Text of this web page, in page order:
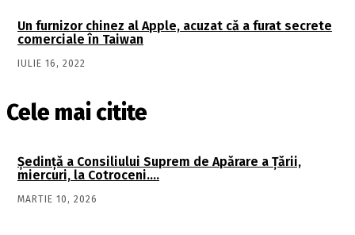
Un furnizor chinez al Apple, acuzat că a furat secrete
comerciale în Taiwan
IULIE 16, 2022
Cele mai citite
Şedinţă a Consiliului Suprem de Apărare a Ţării,
miercuri, la Cotroceni….
MARTIE 10, 2026